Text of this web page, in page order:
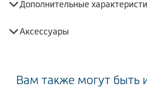
Дополнительные
Аксессуары
Вам также могут быть